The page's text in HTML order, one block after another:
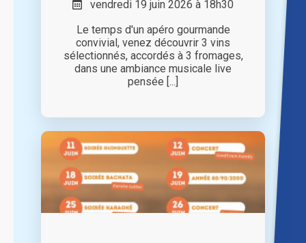
vendredi 19 juin 2026 à 18h30
Le temps d'un apéro gourmande
convivial, venez découvrir 3 vins
sélectionnés, accordés à 3 fromages,
dans une ambiance musicale live
pensée [...]